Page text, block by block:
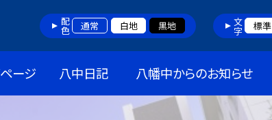
配色 通常 白地 黒地 文字 標準
ージ 八中日記 八幡中からのお知らせ